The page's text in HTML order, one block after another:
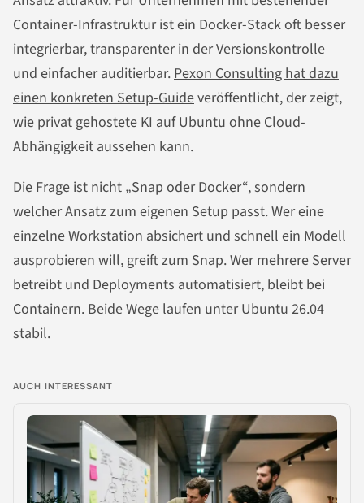
Container-Infrastruktur ist ein Docker-Stack oft besser
integrierbar, transparenter in der Versionskontrolle
und einfacher auditierbar.Pexon Consulting hat dazu
einen konkreten Setup-Guideveröffentlicht, der zeigt,
wie privat gehostete KI auf Ubuntu ohne Cloud-
Abhängigkeit aussehen kann.
Die Frage ist nicht „Snap oder Docker“, sondern
welcher Ansatz zum eigenen Setup passt. Wer eine
einzelne Workstation absichert und schnell ein Modell
ausprobieren will, greift zum Snap. Wer mehrere Server
betreibt und Deployments automatisiert, bleibt bei
Containern. Beide Wege laufen unter Ubuntu 26.04
stabil.
AUCH INTERESSANT